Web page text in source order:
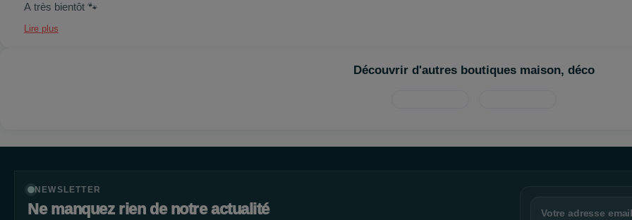
A très bientôt 🐾
Lire plus
Découvrir d'autres boutiques maison, déco
NEWSLETTER
Ne manquez rien de notre actualité